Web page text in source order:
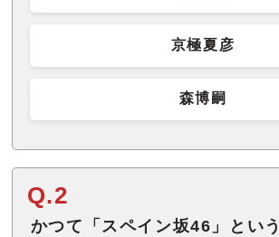
京極夏彦
森博嗣
Q.2
かつて「スペイン坂46」とい